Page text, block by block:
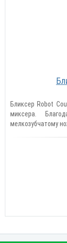
Бликсер Robot
миксера.
мелкозубчатому